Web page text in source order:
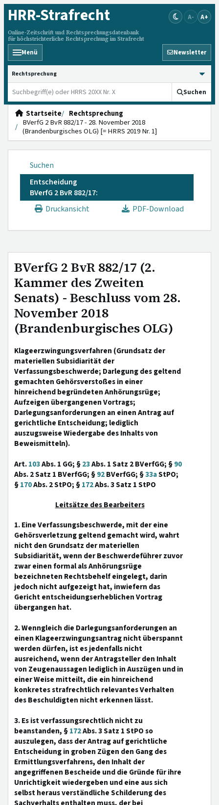
HRR-Strafrecht
Online-Zeitschrift und Rechtsprechungsdatenbank
für höchstrichterliche Rechtsprechung im Strafrecht
A- A+
Menü Newsletter
HRRS durchsuchen
Suchen
Startseite
Rechtsprechung
BVerfG 2 BvR 882/17 - 28. November 2018
(Brandenburgisches OLG) [= HRRS 2019 Nr. 1]
Suchen
Entscheidung
BVerfG 2 BvR 882/17:
Druckansicht
PDF-Download
BVerfG 2 BvR 882/17 (2.
Kammer des Zweiten
Senats) - Beschluss vom 28.
November 2018
(Brandenburgisches OLG)
Klageerzwingungsverfahren (Grundsatz der
materiellen Subsidiarität der
Verfassungsbeschwerde; Darlegung des geltend
gemachten Gehörsverstoßes in einer
hinreichend begründeten Anhörungsrüge;
Aufzeigen übergangenen Vortrags;
Darlegungsanforderungen an einen Antrag auf
gerichtliche Entscheidung; lediglich
auszugsweise Wiedergabe des Inhalts von
Beweismitteln).
Art.103Abs. 1 GG; §23Abs. 1 Satz 2 BVerfGG; §90
Abs. 2 Satz 1 BVerfGG; §92BVerfGG; §33aStPO;
§170Abs. 2 StPO; §172Abs. 3 Satz 1 StPO
Leitsätze des Bearbeiters
1. Eine Verfassungsbeschwerde, mit der eine
Gehörsverletzung geltend gemacht wird, wahrt
nicht den Grundsatz der materiellen
Subsidiarität, wenn der Beschwerdeführer zuvor
zwar einen formal als Anhörungsrüge
bezeichneten Rechtsbehelf eingelegt, darin
jedoch nicht aufgezeigt hat, inwiefern das
Gericht entscheidungserheblichen Vortrag
übergangen hat.
2. Wenngleich die Darlegungsanforderungen an
einen Klageerzwingungsantrag nicht überspannt
werden dürfen, ist es jedenfalls nicht
ausreichend, wenn der Antragsteller den Inhalt
von Zeugenaussagen lediglich in Auszügen und in
einer Weise mitteilt, die ein hinreichend
konkretes strafrechtlich relevantes Verhalten
des Beschuldigten nicht erkennen lässt.
3. Es ist verfassungsrechtlich nicht zu
beanstanden, §172Abs. 3 Satz 1 StPO so
auszulegen, dass der Antrag auf gerichtliche
Entscheidung in groben Zügen den Gang des
Ermittlungsverfahrens, den Inhalt der
angegriffenen Bescheide und die Gründe für ihre
Unrichtigkeit wiedergeben und eine aus sich
selbst heraus verständliche Schilderung des